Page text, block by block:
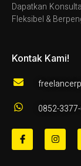
Dapatkan
Fleksibel &
Kontak Kami!
0852-